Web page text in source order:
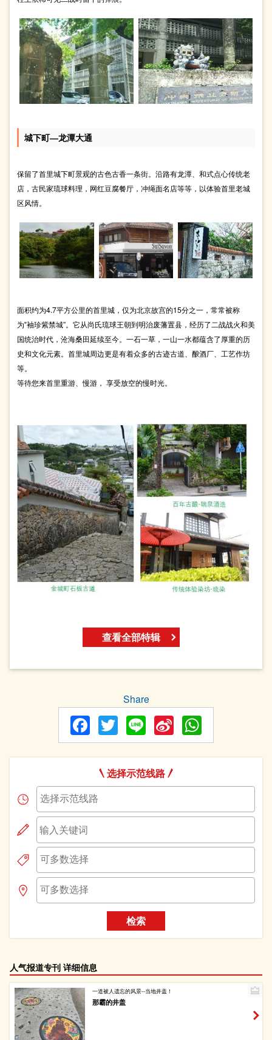
城下町―龙潭大通
保留了首里城下町景观的古色古香一条街。沿路有龙潭、和式点心传统老
店，古民家琉球料理，网红豆腐餐厅，冲绳面名店等等，以体验首里老城
区风情。
面积约为4.7平方公里的首里城，仅为北京故宫的15分之一，常常被称
为‟袖珍紫禁城”。它从尚氏琉球王朝到明治废藩置县，经历了二战战火和美
国统治时代，沧海桑田延续至今。一石一草，一山一水都蕴含了厚重的历
史和文化元素。首里城周边更是有着众多的古迹古道、酿酒厂、工艺作坊
等。
等待您来首里重游、慢游， 享受放空的慢时光。
查看全部特辑
Share
Facebook
Twitter
LineSina
Weibo
选择示范线路
检索
人气报道专刊 详细信息
一道被人遗忘的风景--当地井盖！
那霸的井盖